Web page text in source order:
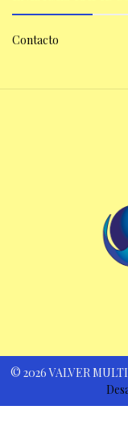
Contacto
© 2026 VALVER